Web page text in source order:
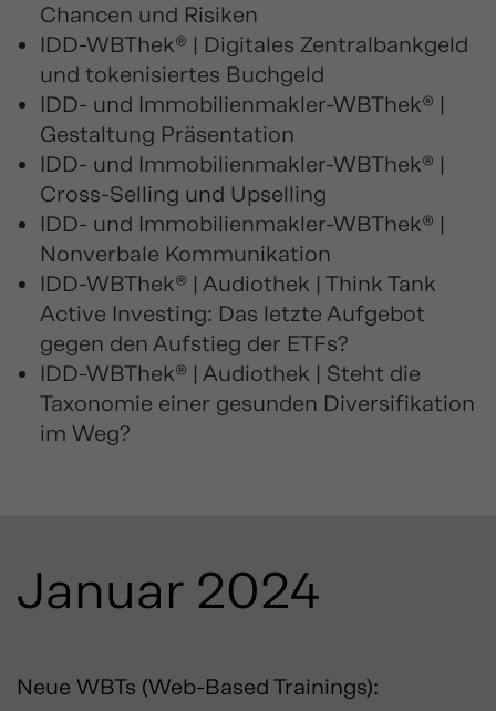
Chancen und Risiken
IDD-WBThek® | Digitales Zentralbankgeld
und tokenisiertes Buchgeld
IDD- und Immobilienmakler-WBThek® |
Gestaltung Präsentation
IDD- und Immobilienmakler-WBThek® |
Cross-Selling und Upselling
IDD- und Immobilienmakler-WBThek® |
Nonverbale Kommunikation
IDD-WBThek® | Audiothek | Think Tank
Active Investing: Das letzte Aufgebot
gegen den Aufstieg der ETFs?
IDD-WBThek® | Audiothek | Steht die
Taxonomie einer gesunden Diversifikation
im Weg?
Januar 2024
Neue WBTs (Web-Based Trainings):